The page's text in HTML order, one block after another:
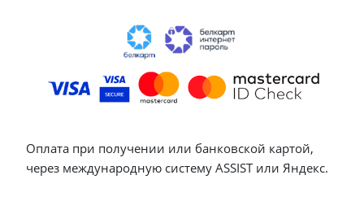
Оплата при получении или банковской картой,
через международную систему ASSIST или Яндекс.